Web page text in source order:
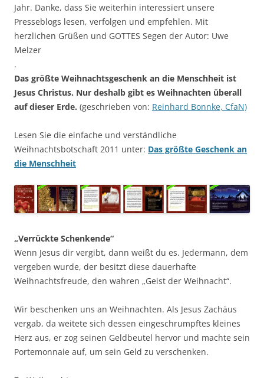
Jahr. Danke, dass Sie weiterhin interessiert unsere
Presseblogs lesen, verfolgen und empfehlen. Mit
herzlichen Grüßen und GOTTES Segen der Autor: Uwe
Melzer
.
Das größte Weihnachtsgeschenk an die Menschheit ist
Jesus Christus. Nur deshalb gibt es Weihnachten überall
auf dieser Erde. (geschrieben von: Reinhard Bonnke, CfaN)
Lesen Sie die einfache und verständliche
Weihnachtsbotschaft 2011 unter: Das größte Geschenk an
die Menschheit
„Verrückte Schenkende“
Wenn Jesus dir vergibt, dann weißt du es. Jedermann, dem
vergeben wurde, der besitzt diese dauerhafte
Weihnachtsfreude, den wahren „Geist der Weihnacht“.
Wir beschenken uns an Weihnachten. Als Jesus Zachäus
vergab, da weitete sich dessen eingeschrumpftes kleines
Herz aus, er zog seinen Geldbeutel hervor und machte sein
Portemonnaie auf, um sein Geld zu verschenken.